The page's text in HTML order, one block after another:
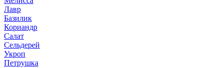
Лавр
Базилик
Кориандр
Салат
Сельдерей
Укроп
Петрушка